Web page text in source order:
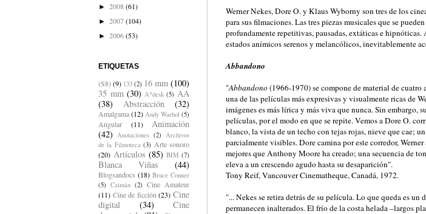
Werner Nekes, Dore O. y Klaus Wyborny son tres de los
para sus filmaciones. Las tres piezas musicales que se
profundamente repetitivas, pausadas, extáticas e
estados anímicos serenos y melancólicos, inevitablemente
Abbandono
"Abbandono (1966-1970) se compone de material de cuatro
una de las películas más expresivas y visualmente ricas de
imágenes es más lírica y más viva que nunca. Sin embargo,
películas, por el modo en que se repite. Vemos a Dore O.
blanco, la vista de un techo con tejas rojas, nieve que cae;
parcialmente visibles. Dore camina por este corredor,
mejores que Anthony Moore ha creado; una secuencia de
eleva a un crescendo agudo hasta su desaparición".
Tony Reif, Vancouver Cinematheque, Canadá, 1972.
"... Nekes se retira detrás de su película. Lo que queda es
permanecen inalterados. El frío de la costa helada –largos
► 2008(61)
► 2007(104)
► 2006(53)
ETIQUETAS
(S8)(9) 133 (2) 16 mm (100)
35 mm (30) A*desk (5) AA
(38)
Abstracción (32)
Amalgama(12) Andy Warhol (5)
Angular (11)
Animación
(42)
Anotaciones (2)
Archivos
de la Filmoteca (3) Arte sonoro
(20) Artículos (85) BIM (7)
Blanca Viñas (44)
Blogsandocs (18) Bruce Conner
(5) Caimán (2) Cine Amateur
(11) Cine de ficción (23) Cine
digital
(34)
Cine